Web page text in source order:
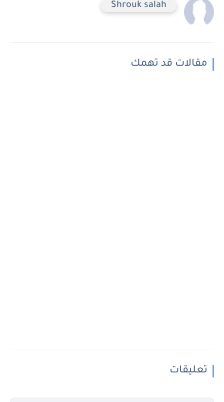
Shrouk salah
مقالات قد تهمك
تعليقات